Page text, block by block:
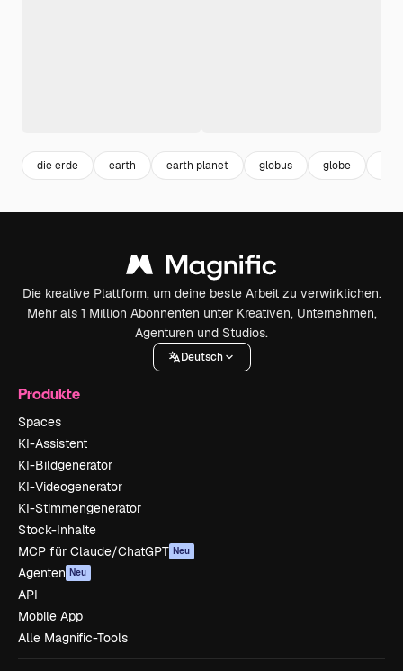
die erde earth earth planet globus globe
Die kreative Plattform, um deine beste Arbeit zu verwirklichen.
Mehr als 1 Million Abonnenten unter Kreativen, Unternehmen,
Agenturen und Studios.
Deutsch
Produkte
Spaces
KI-Assistent
KI-Bildgenerator
KI-Videogenerator
KI-Stimmengenerator
Stock-Inhalte
MCP für Claude/ChatGPT Neu
Agenten Neu
API
Mobile App
Alle Magnific-Tools